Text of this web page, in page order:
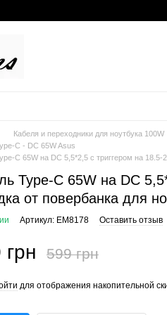
Кабеля и переходники для ноутбука 100W
C - DC 65W Asus
C 65W на DC 5,5*2,5 с триггером на
Type-C 65W на DC
от повербанка для
Артикул: EM8178 Оставить отзыв
599 грн
для отображения накопительной